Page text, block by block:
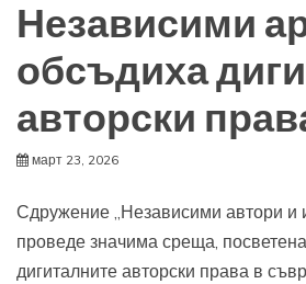
Независими
обсъдиха
авторски
март 23, 2026
Сдружение „Независими автори и
проведе значима среща,
дигиталните авторски права в